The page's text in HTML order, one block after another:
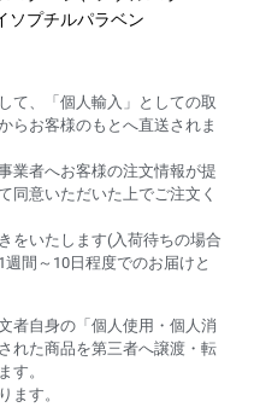
ソプチルパラベン
て、「個人輸入」としての取
らお客様のもとへ直送されま
業者へお客様の注文情報が提
同意いただいた上でご注文く
をいたします(入荷待ちの場合
間～10日程度でのお届けと
者自身の「個人使用・個人消
れた商品を第三者へ譲渡・転
す。
ます。